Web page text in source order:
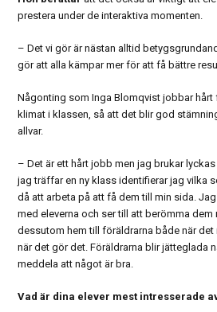
prestera under de interaktiva momenten.
– Det vi gör är nästan alltid
gör att alla kämpar mer för att få bättre
Någonting som Inga Blomqvist jobbar
klimat i klassen, så att det blir god
allvar.
– Det är ett hårt jobb men jag brukar
jag träffar en ny klass identifierar jag vilka
då att arbeta på att få dem till min sida.
med eleverna och ser till att berömma dem
dessutom hem till föräldrarna både när det
när det gör det. Föräldrarna blir jätteglada
meddela att något är bra.
Vad är dina elever mest intresserade